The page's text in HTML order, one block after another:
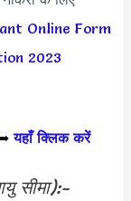
Online Form
2023
➥यहाँ क्लिक करें
सीमा):-